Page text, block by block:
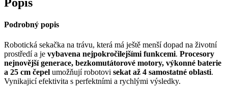
Podrobný popis
Robotická sekačka na trávu, která má ještě menší dopad na životní
prostředí a je vybavena nejpokročilejšími funkcemi. Procesory
nejnovější generace, bezkomutátorové motory, výkonné baterie
a 25 cm čepel umožňují robotovi sekat až 4 samostatné oblasti.
Vynikajicí efektivita s perfektními a rychlými výsledky.